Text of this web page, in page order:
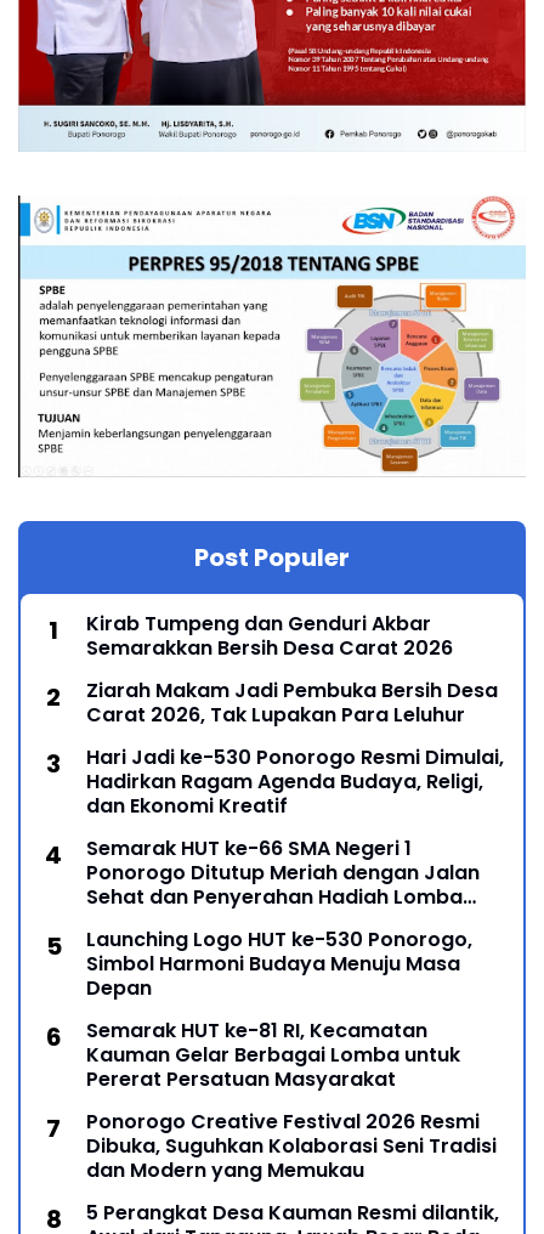
Post Populer
Kirab Tumpeng dan Genduri Akbar
Semarakkan Bersih Desa Carat 2026
Ziarah Makam Jadi Pembuka Bersih Desa
Carat 2026, Tak Lupakan Para Leluhur
Hari Jadi ke-530 Ponorogo Resmi Dimulai,
Hadirkan Ragam Agenda Budaya, Religi,
dan Ekonomi Kreatif
Semarak HUT ke-66 SMA Negeri 1
Ponorogo Ditutup Meriah dengan Jalan
Sehat dan Penyerahan Hadiah Lomba
Launching Logo HUT ke-530 Ponorogo,
Simbol Harmoni Budaya Menuju Masa
Depan
Semarak HUT ke-81 RI, Kecamatan
Kauman Gelar Berbagai Lomba untuk
Pererat Persatuan Masyarakat
Ponorogo Creative Festival 2026 Resmi
Dibuka, Suguhkan Kolaborasi Seni Tradisi
dan Modern yang Memukau
5 Perangkat Desa Kauman Resmi dilantik,